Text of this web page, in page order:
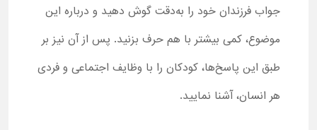
جواب فرزندان خود را به‌دقت گوش دهید و درباره این
موضوع، کمی بیشتر با هم حرف بزنید. پس از آن نیز بر
طبق این پاسخ‌ها، کودکان را با وظایف اجتماعی و فردی
هر انسان، آشنا نمایید.